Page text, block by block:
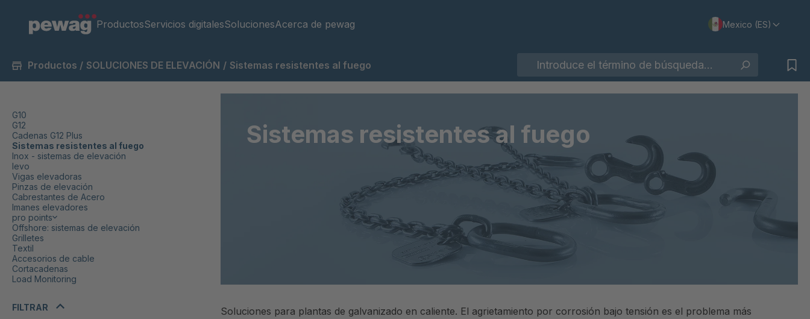
ProductosServicios digitalesSolucionesAcerca de pewag Mexico (ES)
Productos / SOLUCIONES DE ELEVACIÓN / Sistemas resistentes al fuego
G10
G12
Cadenas G12 Plus
Sistemas resistentes al fuego
Inox - sistemas de elevación
levo
Vigas elevadoras
Pinzas de elevación
Cabrestantes de Acero
Imanes elevadores
pro points
Offshore: sistemas de elevación
Grilletes
Textil
Accesorios de cable
Cortacadenas
Load Monitoring
FILTRAR
Sistemas resistentes al fuego
Soluciones para plantas de galvanizado en caliente. El agrietamiento por corrosión bajo tensión es el problema más